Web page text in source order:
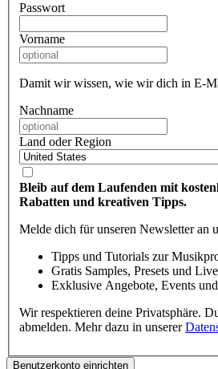
Passwort
Vorname
Damit wir wissen, wie wir dich in E-
Nachname
Land oder Region
Bleib auf dem Laufenden mit
Rabatten und kreativen Tipps.
Melde dich für unseren Newsletter an
Tipps und Tutorials zur
Gratis Samples, Presets und
Exklusive Angebote, Events
Wir respektieren deine Privatsphäre.
abmelden. Mehr dazu in unserer